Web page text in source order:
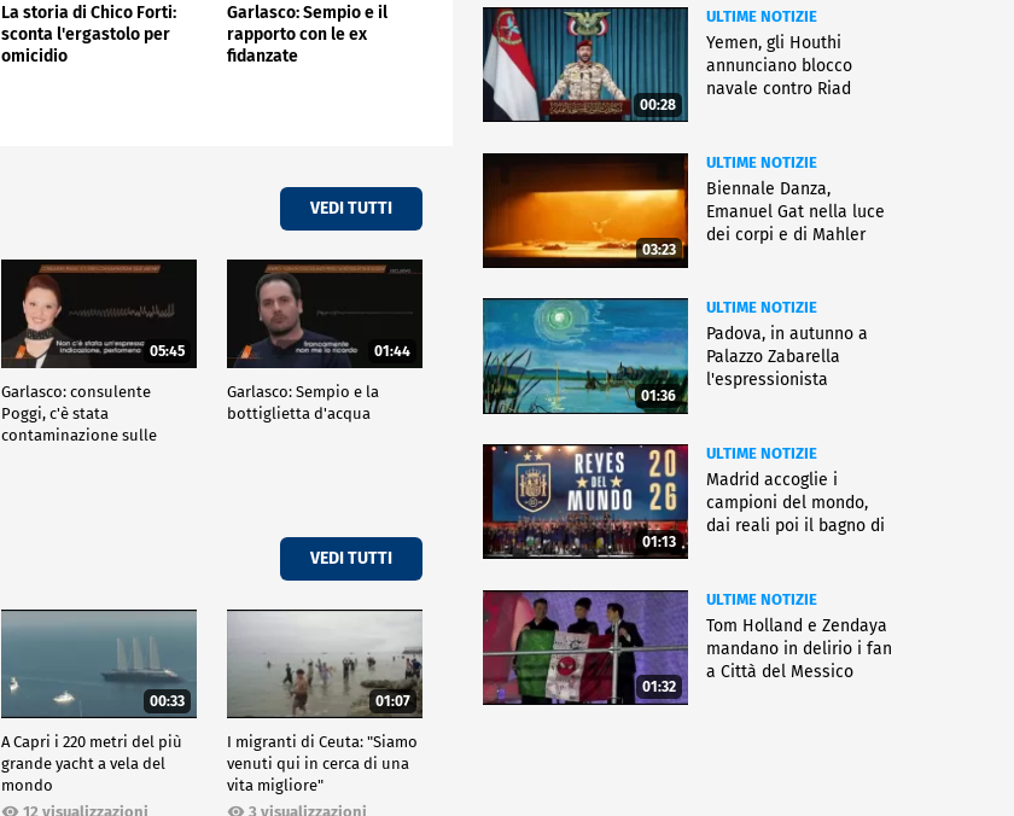
La storia di Chico Forti:
sconta l'ergastolo per
omicidio
Garlasco: Sempio e il
rapporto con le ex
fidanzate
VEDI TUTTI
05:45
Garlasco: consulente
Poggi, c'è stata
contaminazione sulle
01:44
Garlasco: Sempio e la
bottiglietta d'acqua
VEDI TUTTI
00:33
A Capri i 220 metri del più
grande yacht a vela del
mondo
12 visualizzazioni
01:07
I migranti di Ceuta: "Siamo
venuti qui in cerca di una
vita migliore"
3 visualizzazioni
00:28
ULTIME NOTIZIE
Yemen, gli Houthi
annunciano blocco
navale contro Riad
03:23
ULTIME NOTIZIE
Biennale Danza,
Emanuel Gat nella luce
dei corpi e di Mahler
01:36
ULTIME NOTIZIE
Padova, in autunno a
Palazzo Zabarella
l'espressionista
01:13
ULTIME NOTIZIE
Madrid accoglie i
campioni del mondo,
dai reali poi il bagno di
01:32
ULTIME NOTIZIE
Tom Holland e Zendaya
mandano in delirio i fan
a Città del Messico